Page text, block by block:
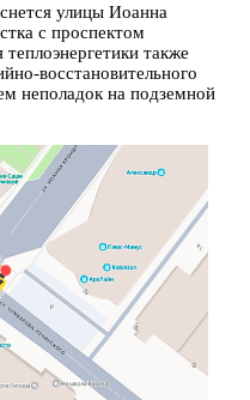
улицы Иоанна
с проспектом
также
восстановительного
неполадок на подземной